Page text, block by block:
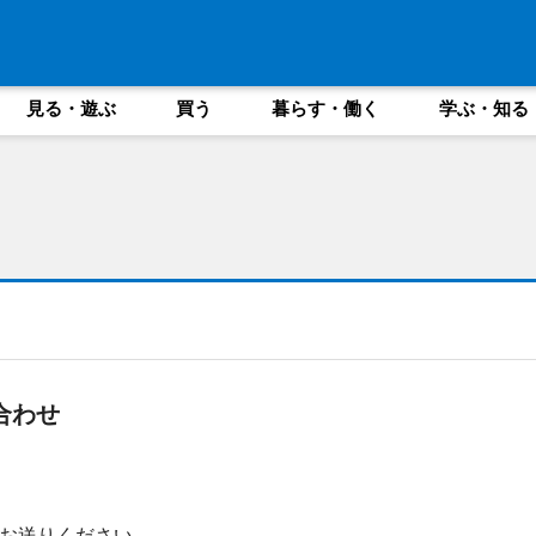
見る・遊ぶ 買う 暮らす・働く 学ぶ・知る
わせ